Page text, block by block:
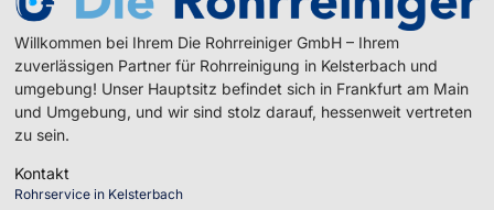
Willkommen bei Ihrem Die Rohrreiniger GmbH – Ihrem
zuverlässigen Partner für Rohrreinigung in Kelsterbach und
umgebung! Unser Hauptsitz befindet sich in Frankfurt am Main
und Umgebung, und wir sind stolz darauf, hessenweit vertreten
zu sein.
Kontakt
Rohrservice in Kelsterbach